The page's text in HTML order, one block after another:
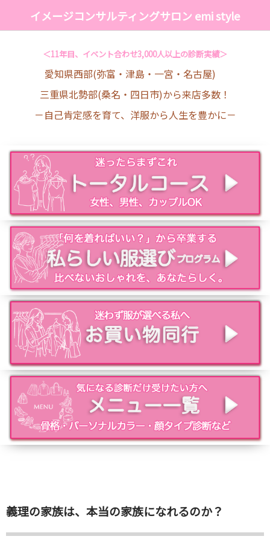
イメージコンサルティングサロン emi style
＜11年目、イベント合わせ3,000人以上の診断実績＞
愛知県西部(弥富・津島・一宮・名古屋)
三重県北勢部(桑名・四日市)から来店多数！
－自己肯定感を育て、洋服から人生を豊かに－
義理の家族は、本当の家族になれるのか？